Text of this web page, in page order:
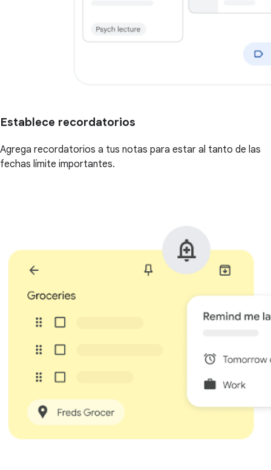
Establece recordatorios
Agrega recordatorios a tus notas para estar al tanto de las
fechas límite importantes.